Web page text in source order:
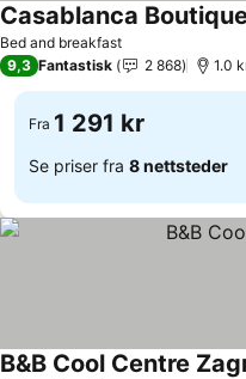
Bed and breakfast
Casablanca
9,3 Fantastisk 2 868 1.0
Fra 1 291 kr
Se priser fra 8 nettsteder
B&B Cool Centre